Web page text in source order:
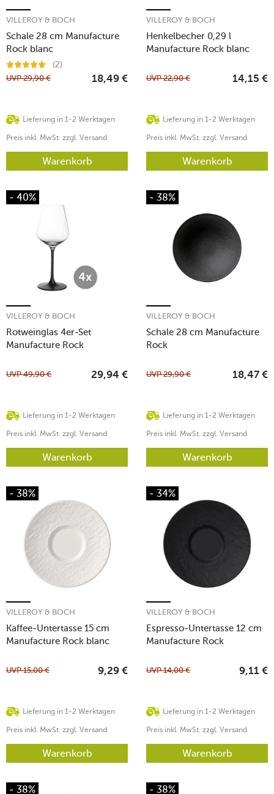
Schale 28 cm Manufacture
Rock blanc
VILLEROY & BOCH
(2)
Lieferung in 1-2 Werktagen
UVP29,90 € 18,49 €
Preis inkl. MwSt. zzgl. Versand
Warenkorb
Henkelbecher 0,29 l
Manufacture Rock blanc
VILLEROY & BOCH
Lieferung in 1-2 Werktagen
UVP22,90 € 14,15 €
Preis inkl. MwSt. zzgl. Versand
Warenkorb
- 40%
Rotweinglas 4er-Set
Manufacture Rock
VILLEROY & BOCH
Lieferung in 1-2 Werktagen
UVP49,90 € 29,94 €
Preis inkl. MwSt. zzgl. Versand
Warenkorb
- 38%
Schale 28 cm Manufacture
Rock
VILLEROY & BOCH
Lieferung in 1-2 Werktagen
UVP29,90 € 18,47 €
Preis inkl. MwSt. zzgl. Versand
Warenkorb
- 38%
Kaffee-Untertasse 15 cm
Manufacture Rock blanc
VILLEROY & BOCH
Lieferung in 1-2 Werktagen
UVP15,00 € 9,29 €
Preis inkl. MwSt. zzgl. Versand
Warenkorb
- 34%
Espresso-Untertasse 12 cm
Manufacture Rock
VILLEROY & BOCH
Lieferung in 1-2 Werktagen
UVP14,00 € 9,11 €
Preis inkl. MwSt. zzgl. Versand
Warenkorb
- 38% - 38%